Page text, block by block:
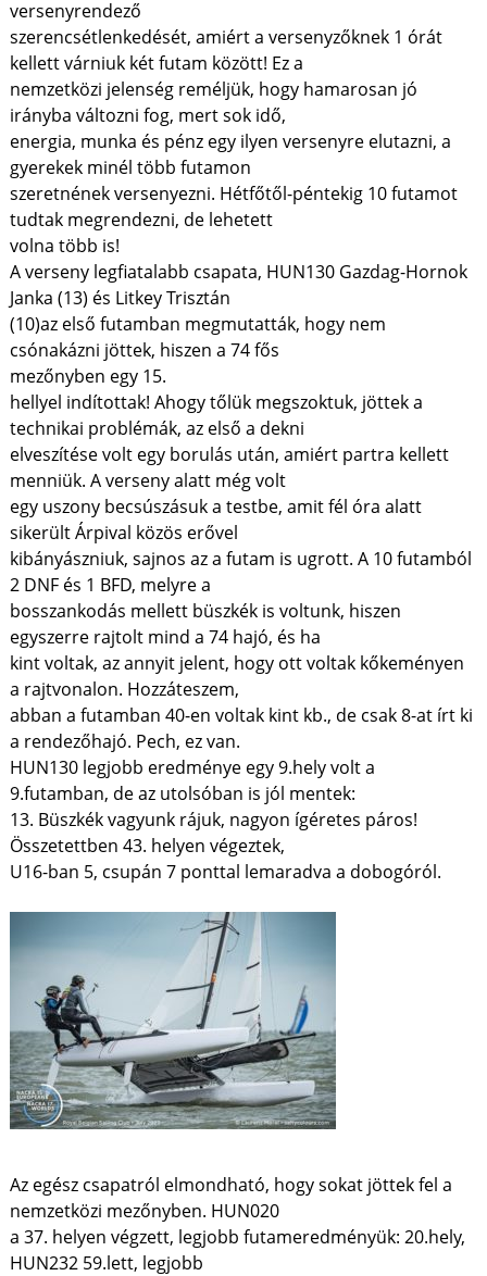
versenyrendező
szerencsétlenkedését, amiért a versenyzőknek 1 órát
kellett várniuk két futam között! Ez a
nemzetközi jelenség reméljük, hogy hamarosan jó
irányba változni fog, mert sok idő,
energia, munka és pénz egy ilyen versenyre elutazni, a
gyerekek minél több futamon
szeretnének versenyezni. Hétfőtől-péntekig 10 futamot
tudtak megrendezni, de lehetett
volna több is!
A verseny legfiatalabb csapata, HUN130 Gazdag-Hornok
Janka (13) és Litkey Trisztán
(10)az első futamban megmutatták, hogy nem
csónakázni jöttek, hiszen a 74 fős
mezőnyben egy 15.
hellyel indítottak! Ahogy tőlük megszoktuk, jöttek a
technikai problémák, az első a dekni
elveszítése volt egy borulás után, amiért partra kellett
menniük. A verseny alatt még volt
egy uszony becsúszásuk a testbe, amit fél óra alatt
sikerült Árpival közös erővel
kibányászniuk, sajnos az a futam is ugrott. A 10 futamból
2 DNF és 1 BFD, melyre a
bosszankodás mellett büszkék is voltunk, hiszen
egyszerre rajtolt mind a 74 hajó, és ha
kint voltak, az annyit jelent, hogy ott voltak kőkeményen
a rajtvonalon. Hozzáteszem,
abban a futamban 40-en voltak kint kb., de csak 8-at írt ki
a rendezőhajó. Pech, ez van.
HUN130 legjobb eredménye egy 9.hely volt a
9.futamban, de az utolsóban is jól mentek:
13. Büszkék vagyunk rájuk, nagyon ígéretes páros!
Összetettben 43. helyen végeztek,
U16-ban 5, csupán 7 ponttal lemaradva a dobogóról.
Az egész csapatról elmondható, hogy sokat jöttek fel a
nemzetközi mezőnyben. HUN020
a 37. helyen végzett, legjobb futameredményük: 20.hely,
HUN232 59.lett, legjobb